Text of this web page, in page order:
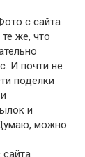
с сайта
же, что
И почти не
поделки
и
можно